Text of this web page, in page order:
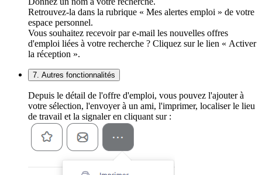
Retrouvez-la dans la rubrique « Mes alertes emploi » de votre
espace personnel.
Vous souhaitez recevoir par e-mail les nouvelles offres
d'emploi liées à votre recherche ? Cliquez sur le lien « Activer
la réception ».
7. Autres fonctionnalités
Depuis le détail de l'offre d'emploi, vous pouvez l'ajouter à
votre sélection, l'envoyer à un ami, l'imprimer, localiser le lieu
de travail et la signaler en cliquant sur :